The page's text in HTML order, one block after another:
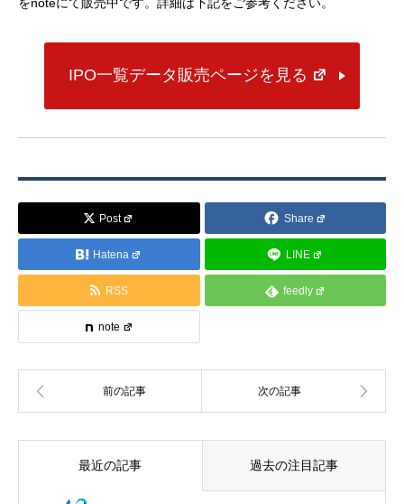
IPO一覧データ販売ページを見る
Post Share
Hatena LINE
RSS feedly
note
最近の記事 過去の注目記事